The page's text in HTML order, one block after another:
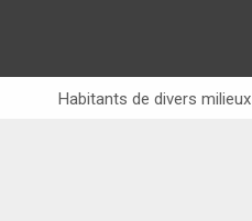
Habitants de divers milieux